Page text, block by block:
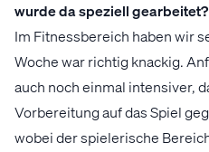
wurde da speziell gearbeitet?
Im Fitnessbereich haben wir
Woche war richtig knackig.
auch noch einmal intensiver,
Vorbereitung auf das Spiel
wobei der spielerische